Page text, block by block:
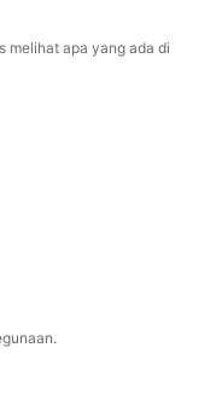
melihat apa yang ada di